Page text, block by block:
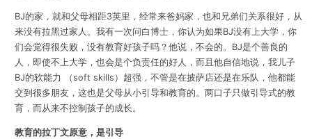
BJ的家，就和父母相距3英里，经常来爸妈家，也和兄弟们关系很好，从
来没有拉黑过家人。我有一次问白博士，你认为如果BJ没有上大学，你
们会觉得很失败，没有教育好孩子吗？他说，不会的。BJ是个善良的
人，即使不上大学，也会是个负责任的好人，而且他自信地说，我儿子
BJ的软能力 （soft skills）超强，不管是在披萨店还是在乐队，他都能
交到很多朋友，这也是父母从小引导和教育的。两口子只做引导式的教
育，而从来不控制孩子的成长。
教育的拉丁文原意，是引导